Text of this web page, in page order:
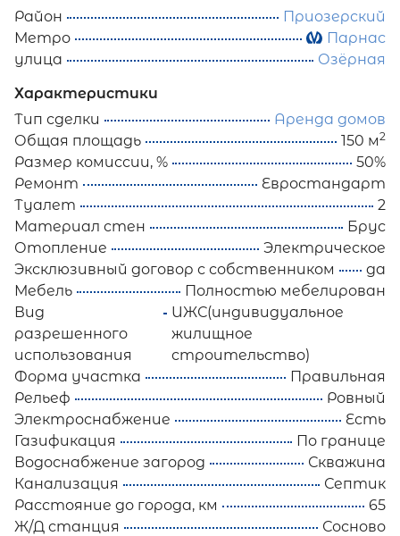
Район
Приозерский
Метро
Парнас
улица
Озёрная
Характеристики
Тип сделки
Аренда домов
Общая площадь
150 м2
Размер комиссии, %
50%
Ремонт
Евростандарт
Туалет
2
Материал стен
Брус
Отопление
Электрическое
Эксклюзивный договор с собственником
да
Мебель
Полностью мебелирован
Вид
разрешенного
использования
ИЖС(индивидуальное
жилищное
строительство)
Форма участка
Правильная
Рельеф
Ровный
Электроснабжение
Есть
Газификация
По границе
Водоснабжение загород
Скважина
Канализация
Септик
Расстояние до города, км
65
Ж/Д станция
Сосново